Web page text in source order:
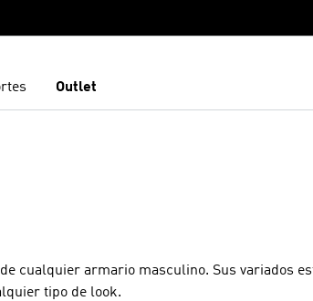
Outlet
cualquier armario masculino. Sus variados
tipo de look.